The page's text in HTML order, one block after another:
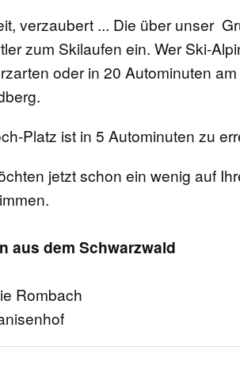
verzaubert ... Die über unser
zum Skilaufen ein. Wer Ski-
oder in 20 Autominuten
Platz ist in 5 Autominuten zu
jetzt schon ein wenig auf
aus dem Schwarzwald
Rombach